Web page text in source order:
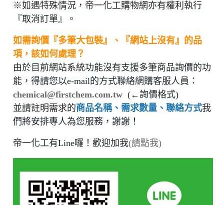
※如遇特殊情況，帝一化工購物網亦有權利執行
『取消訂單』。
如需詢價『多筆大包裝』、『網站上沒有』的品
項，該如何處理？
由於目前網站系統功能沒有支援多筆商品詢價的功
能，得請您以e-mail的方式聯絡網購客服人員：
chemical@firstchem.com.tw(←詢價格式)
並請註明需求的商品名稱、需求數量、聯絡方式我
們將安排專人為您服務，謝謝！
帝一化工有Line囉！歡迎加我(請點我)